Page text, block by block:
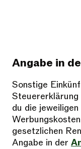
Angabe in
Sonstige
Steuererklärung
du die
gesetzlichen
Angabe in der